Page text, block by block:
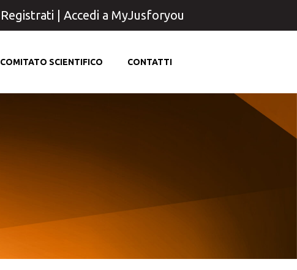
Registrati Accedi a MyJusforyou
COMITATO SCIENTIFICO CONTATTI